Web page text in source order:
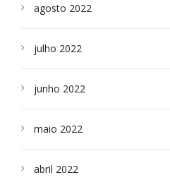
agosto 2022
julho 2022
junho 2022
maio 2022
abril 2022